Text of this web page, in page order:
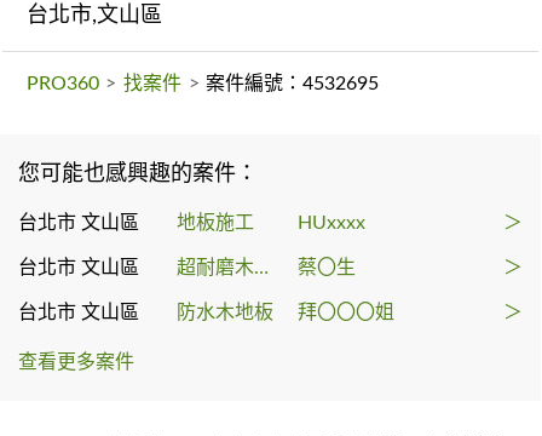
台北市,文山區
PRO360 > 找案件 > 案件編號：4532695
您可能也感興趣的案件：
台北市 文山區 地板施工 HUxxxx ＞
台北市 文山區 超耐磨木地板 蔡〇生 ＞
台北市 文山區 防水木地板 拜〇〇〇姐 ＞
查看更多案件